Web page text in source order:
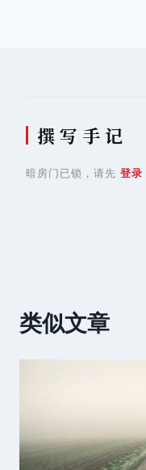
撰 写 手 记
暗房门已锁，请先 登录
类似文章